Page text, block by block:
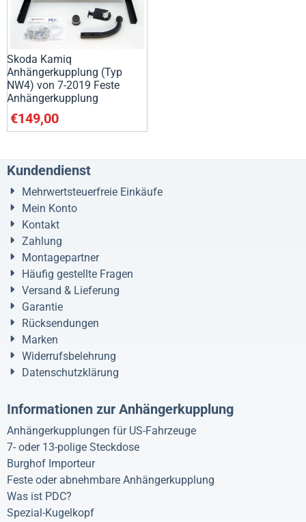
Skoda Kamiq
Anhängerkupplung (Typ
NW4) von 7-2019 Feste
Anhängerkupplung
€149,00
Kundendienst
Mehrwertsteuerfreie Einkäufe
Mein Konto
Kontakt
Zahlung
Montagepartner
Häufig gestellte Fragen
Versand & Lieferung
Garantie
Rücksendungen
Marken
Widerrufsbelehrung
Datenschutzklärung
Informationen zur Anhängerkupplung
Anhängerkupplungen für US-Fahrzeuge
7- oder 13-polige Steckdose
Burghof Importeur
Feste oder abnehmbare Anhängerkupplung
Was ist PDC?
Spezial-Kugelkopf